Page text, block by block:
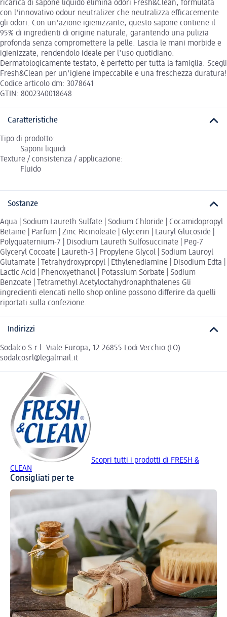
ricarica di sapone liquido elimina odori Fresh&Clean, formulata
con l'innovativo odour neutralizer che neutralizza efficacemente
gli odori. Con un'azione igienizzante, questo sapone contiene il
95% di ingredienti di origine naturale, garantendo una pulizia
profonda senza compromettere la pelle. Lascia le mani morbide e
igienizzate, rendendolo ideale per l'uso quotidiano.
Dermatologicamente testato, è perfetto per tutta la famiglia. Scegli
Fresh&Clean per un'igiene impeccabile e una freschezza duratura!
Codice articolo dm: 3078641
GTIN: 8002340018648
Caratteristiche
Tipo di prodotto:
Saponi liquidi
Texture / consistenza / applicazione:
Fluido
Sostanze
Aqua | Sodium Laureth Sulfate | Sodium Chloride | Cocamidopropyl
Betaine | Parfum | Zinc Ricinoleate | Glycerin | Lauryl Glucoside |
Polyquaternium-7 | Disodium Laureth Sulfosuccinate | Peg-7
Glyceryl Cocoate | Laureth-3 | Propylene Glycol | Sodium Lauroyl
Glutamate | Tetrahydroxypropyl | Ethylenediamine | Disodium Edta |
Lactic Acid | Phenoxyethanol | Potassium Sorbate | Sodium
Benzoate | Tetramethyl Acetyloctahydronaphthalenes Gli
ingredienti elencati nello shop online possono differire da quelli
riportati sulla confezione.
Indirizzi
Sodalco S.r.l. Viale Europa, 12 26855 Lodi Vecchio (LO)
sodalcosrl@legalmail.it
Scopri tutti i prodotti di FRESH &
CLEAN
Consigliati per te